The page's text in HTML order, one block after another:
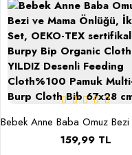
159,99 TL